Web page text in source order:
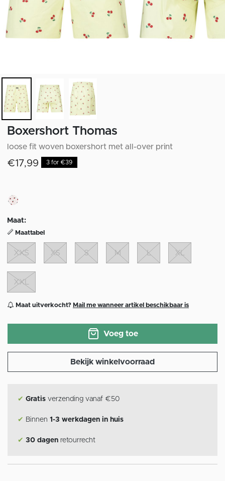
Boxershort Thomas
loose fit woven boxershort met all-over print
€17,99 3 for €39
Maat:
Maattabel
XXS XS S M L XL
XXL
Maat uitverkocht? Mail me wanneer artikel beschikbaar is
Voeg toe
Bekijk winkelvoorraad
✔ Gratis verzending vanaf €50
✔ Binnen 1-3 werkdagen in huis
✔ 30 dagen retourrecht